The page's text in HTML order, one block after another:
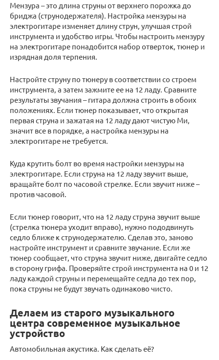
Мензура – это длина струны от верхнего порожка до
бриджа (струнодержателя). Настройка мензуры на
электрогитаре изменяет длину струн, улучшая строй
инструмента и удобство игры. Чтобы настроить мензуру
на электрогитаре понадобится набор отверток, тюнер и
изрядная доля терпения.
Настройте струну по тюнеру в соответствии со строем
инструмента, а затем зажмите ее на 12 ладу. Сравните
результаты звучания – гитара должна строить в обоих
положениях. Если тюнер показывает, что открытая
первая струна и зажатая на 12 ладу дают чистую Ми,
значит все в порядке, а настройка мензуры на
электрогитаре не требуется.
Куда крутить болт во время настройки мензуры на
электрогитаре. Если струна на 12 ладу звучит выше,
вращайте болт по часовой стрелке. Если звучит ниже –
против часовой.
Если тюнер говорит, что на 12 ладу струна звучит выше
(стрелка тюнера уходит вправо), нужно пододвинуть
седло ближе к струнодержателю. Сделав это, заново
настройте инструмент и сравните звучание. Если же
тюнер сообщает, что струна звучит ниже, двигайте седло
в сторону грифа. Проверяйте строй инструмента на 0 и 12
ладу каждой струны и перемещайте седла до тех пор,
пока струны не будут звучать одинаково чисто.
Делаем из старого музыкального
центра современное музыкальное
устройство
Автомобильная акустика. Как сделать её?